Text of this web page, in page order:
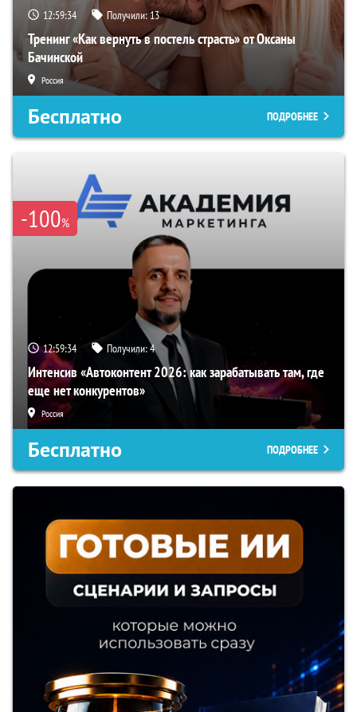
12:59:33 Получили:13
Тренинг «Как вернуть в постель страсть» от Оксаны
Бачинской
Россия
Бесплатно ПОДРОБНЕЕ
-100%
12:59:33 Получили:4
Интенсив «Автоконтент 2026: как зарабатывать там, где
еще нет конкурентов»
Россия
Бесплатно ПОДРОБНЕЕ